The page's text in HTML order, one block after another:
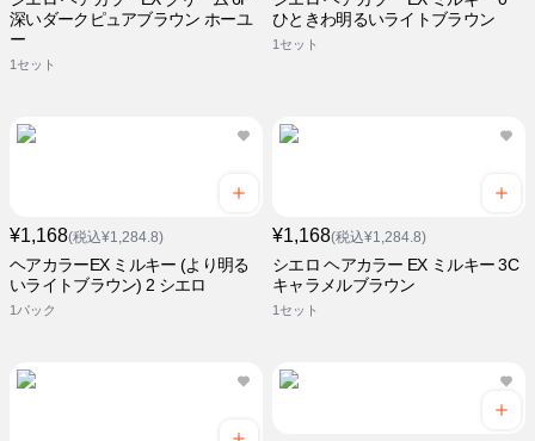
深いダークピュアブラウン ホーユ
ー
1セット
ひときわ明るいライトブラウン
1セット
¥1,168(税込¥1,284.8)
ヘアカラーEX ミルキー (より明る
いライトブラウン) 2 シエロ
1パック
¥1,168(税込¥1,284.8)
シエロ ヘアカラー EX ミルキー 3C
キャラメルブラウン
1セット